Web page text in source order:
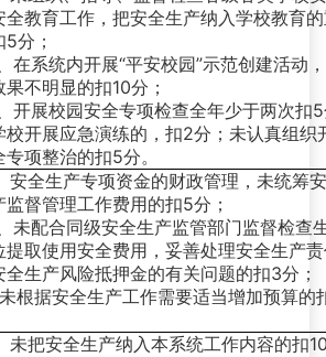
全教育工作，把安全生产纳入学校教育
分；
在系统内开展“平安校园”示范创建活动
不明显的扣10分；
开展校园安全专项检查全年少于两次扣
校开展应急演练的，扣2分；未认真组织
项整治的扣5分。
安全生产专项资金的财政管理，未统筹
监督管理工作费用的扣5分；
未配合同级安全生产监管部门监督检查
提取使用安全费用，妥善处理安全生产
全生产风险抵押金的有关问题的扣3分；
根据安全生产工作需要适当增加预算的
未把安全生产纳入本系统工作内容的扣